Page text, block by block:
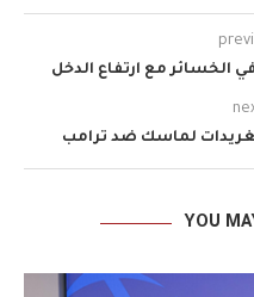
الخسائر مع ارتفاع الدخل
لماسك ضد ترامب
YOU